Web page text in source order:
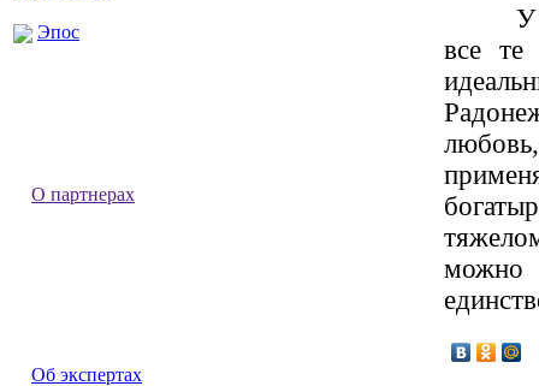
Эпос
О партнерах
Об экспертах
У
все те
можно